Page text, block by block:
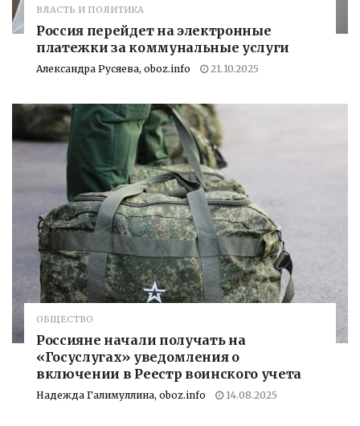
ВЛАСТЬ И ПОЛИТИКА
Россия перейдет на электронные
платежки за коммунальные услуги
Александра Русяева, oboz.info 21.10.2025
ОБЩЕСТВО
Россияне начали получать на
«Госуслугах» уведомления о
включении в Реестр воинского учета
Надежда Галимуллина, oboz.info 14.08.2025